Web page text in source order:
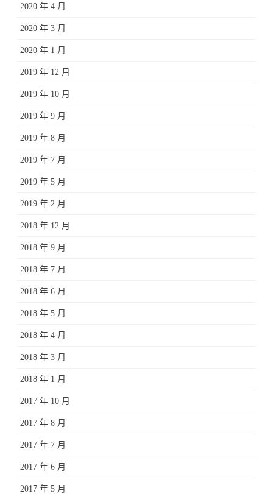
2020 年 4 月
2020 年 3 月
2020 年 1 月
2019 年 12 月
2019 年 10 月
2019 年 9 月
2019 年 8 月
2019 年 7 月
2019 年 5 月
2019 年 2 月
2018 年 12 月
2018 年 9 月
2018 年 7 月
2018 年 6 月
2018 年 5 月
2018 年 4 月
2018 年 3 月
2018 年 1 月
2017 年 10 月
2017 年 8 月
2017 年 7 月
2017 年 6 月
2017 年 5 月